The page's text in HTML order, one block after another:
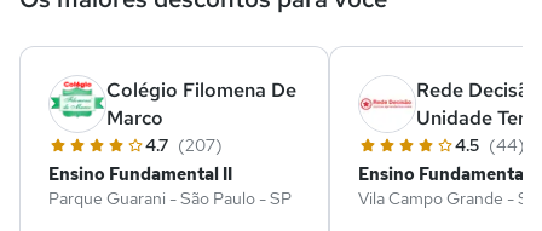
Colégio Filomena De
Marco
4.7 (207)
Ensino Fundamental II
Parque Guarani - São Paulo - SP
Rede
Unidade
4.5 (44)
Ensino Fundamental II
Vila Campo Grande -